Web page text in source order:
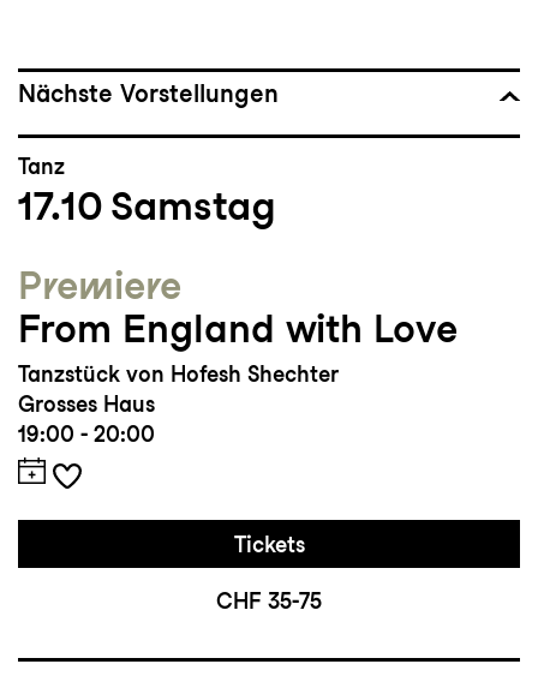
Nicosia, Dor Mamalia
Bedeutsame Choreografien: Grande Finale
von Hofesh Shechter, Ostrov von Jana
Burkiewistzova, Rosas danst Rosas von
La Putika
Studium/Ausbildung: DAF – Dance Arts
Faculty Rom
Auszeichnungen und Sonstiges: 2. Platz
beim International Solo Tanzwettbewerb im
Rahmen des Internationalen Solo Tanz
Theater Festivals Stuttgart
Nächste Vorstellungen
Tanz
17.10 Samstag
Premiere
From England with Love
Tanzstück von Hofesh Shechter
Grosses Haus
19:00 - 20:00
Tickets
CHF 35-75